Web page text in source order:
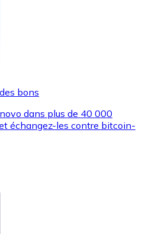
cadeaux
bons
dans plus de 40 000
échangez-les contre bitcoin-